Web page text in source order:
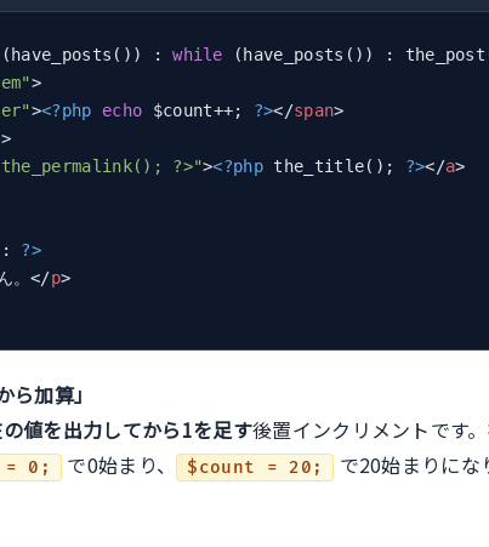
(have_posts()) : while (have_posts()) :
>
><?php echo $count++; ?></span>
>
the_permalink(); ?>"><?php the_title(); ?></a>
: ?>
。</p>
加算」
値を出力してから1を足す後置インクリメントです
= 0; で0始まり、 $count = 20; で20始まりにな